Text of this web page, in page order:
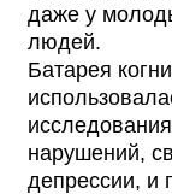
даже у
людей.
Батарея
нарушений,
депрессии, и